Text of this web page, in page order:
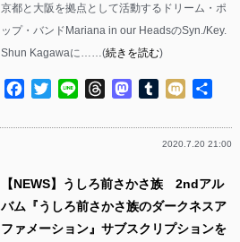
京都と大阪を拠点として活動するドリーム・ポ
ップ・バンドMariana in our HeadsのSyn./Key.
Shun Kagawaに……(続きを読む)
Facebook
TwitterLine ThreadsMastodon
Tumblr
Mixi
2020.7.20 21:00
【NEWS】うしろ前さかさ族 2ndアル
バム『うしろ前さかさ族のダークネスア
ファメーション』サブスクリプションを